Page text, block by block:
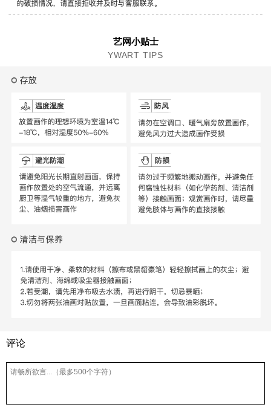
艺网小贴士
YWART TIPS
评论